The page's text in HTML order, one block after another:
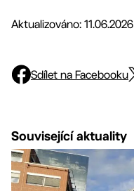
Aktualizováno: 11.06.2026
Sdílet na Facebooku
Související aktuality